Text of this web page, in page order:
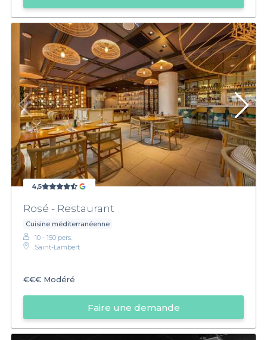
4,5
Rosé - Restaurant
Cuisine méditerranéenne
10 - 150 pers.
Saint-Lambert
€€€ Modéré
Faire une demande